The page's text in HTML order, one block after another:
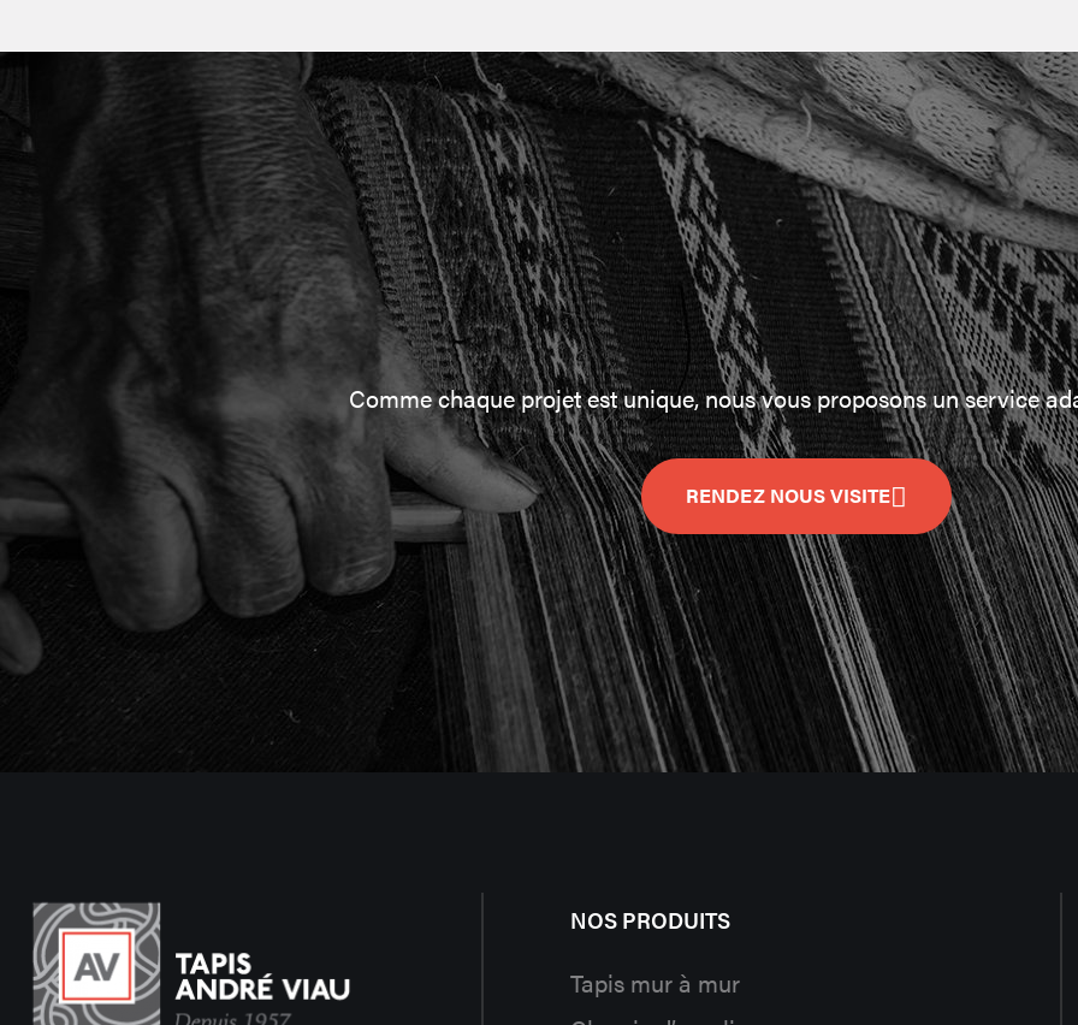
Comme chaque projet est unique, nous vous proposons un service
RENDEZ NOUS VISITE
NOS PRODUITS
Tapis mur à mur